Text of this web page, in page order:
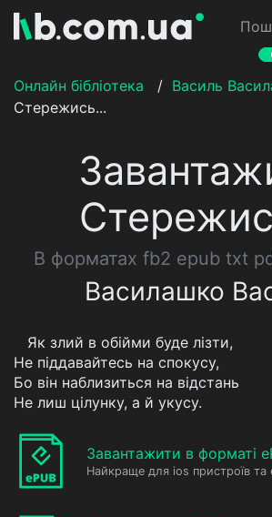
Онлайн бібліотека
/ Василь
Стережись...
В форматах fb2 epub txt
Василашко
Як злий в обійми буде лізти,
Не піддавайтесь на спокусу,
Бо він наблизиться на відстань
Не лиш цілунку, а й укусу.
Завантажити в форматі
Найкраще для ios пристроїв та